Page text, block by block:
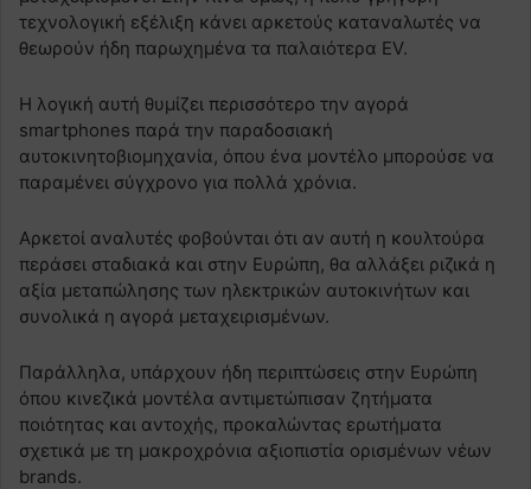
τεχνολογική εξέλιξη κάνει αρκετούς καταναλωτές να
θεωρούν ήδη παρωχημένα τα παλαιότερα EV.
Η λογική αυτή θυμίζει περισσότερο την αγορά
smartphones παρά την παραδοσιακή
αυτοκινητοβιομηχανία, όπου ένα μοντέλο μπορούσε να
παραμένει σύγχρονο για πολλά χρόνια.
Αρκετοί αναλυτές φοβούνται ότι αν αυτή η κουλτούρα
περάσει σταδιακά και στην Ευρώπη, θα αλλάξει ριζικά η
αξία μεταπώλησης των ηλεκτρικών αυτοκινήτων και
συνολικά η αγορά μεταχειρισμένων.
Παράλληλα, υπάρχουν ήδη περιπτώσεις στην Ευρώπη
όπου κινεζικά μοντέλα αντιμετώπισαν ζητήματα
ποιότητας και αντοχής, προκαλώντας ερωτήματα
σχετικά με τη μακροχρόνια αξιοπιστία ορισμένων νέων
brands.